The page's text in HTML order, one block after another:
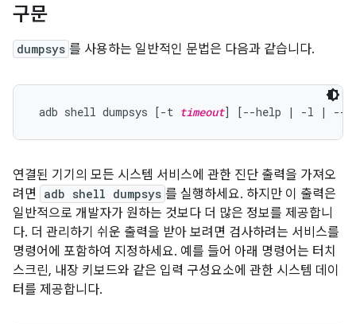
구문
dumpsys 를 사용하는 일반적인 문법은 다음과 같습니다.
adb shell dumpsys [-t timeout] [--help | -l | --
연결된 기기의 모든 시스템 서비스에 관한 진단 출력을 가져오
려면
adb shell dumpsys 를 실행하세요. 하지만 이 출력은
일반적으로 개발자가 원하는 것보다 더 많은 정보를 제공합니
다. 더 관리하기 쉬운 출력을 받아 보려면 검사하려는 서비스를
명령어에 포함하여 지정하세요. 예를 들어 아래 명령어는 터치
스크린, 내장 키보드와 같은 입력 구성요소에 관한 시스템 데이
터를 제공합니다.